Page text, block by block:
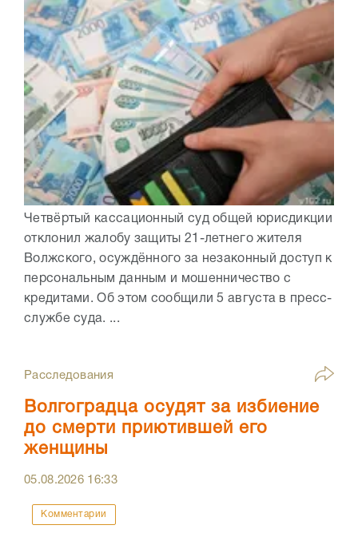
Четвёртый кассационный суд общей юрисдикции
отклонил жалобу защиты 21-летнего жителя
Волжского, осуждённого за незаконный доступ к
персональным данным и мошенничество с
кредитами. Об этом сообщили 5 августа в пресс-
службе суда. ...
Расследования
Волгоградца осудят за избиение
до смерти приютившей его
женщины
05.08.2026 16:33
Комментарии